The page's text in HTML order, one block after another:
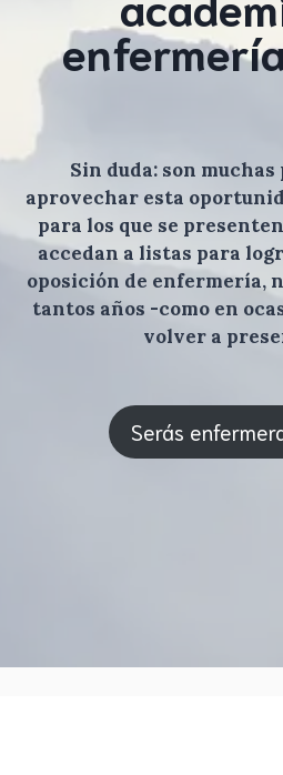
Sin duda: son muchas
aprovechar esta
para los que se
accedan a listas para
oposición de enfermería,
tantos años -como en
volver a
Serás